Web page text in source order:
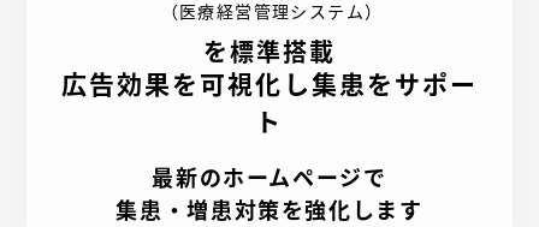
（医療経営管理システム）
を標準搭載
広告効果を可視化し集患をサポー
ト
最新のホームページで
集患・増患対策を強化します